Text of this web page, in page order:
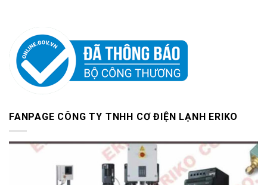
FANPAGE CÔNG TY TNHH CƠ ĐIỆN LẠNH ERIKO